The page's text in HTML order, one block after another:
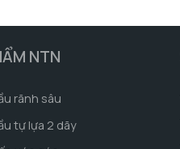
NTN
rãnh sâu
tự lựa 2 dãy